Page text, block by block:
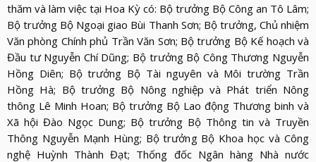
thăm và làm việc tại Hoa Kỳ có: Bộ trưởng Bộ Công an Tô Lâm;
Bộ trưởng Bộ Ngoại giao Bùi Thanh Sơn; Bộ trưởng, Chủ nhiệm
Văn phòng Chính phủ Trần Văn Sơn; Bộ trưởng Bộ Kế hoạch và
Đầu tư Nguyễn Chí Dũng; Bộ trưởng Bộ Công Thương Nguyễn
Hồng Diên; Bộ trưởng Bộ Tài nguyên và Môi trường Trần
Hồng Hà; Bộ trưởng Bộ Nông nghiệp và Phát triển Nông
thông Lê Minh Hoan; Bộ trưởng Bộ Lao động Thương binh và
Xã hội Đào Ngọc Dung; Bộ trưởng Bộ Thông tin và Truyền
Thông Nguyễn Mạnh Hùng; Bộ trưởng Bộ Khoa học và Công
nghệ Huỳnh Thành Đạt; Thống đốc Ngân hàng Nhà nước